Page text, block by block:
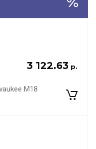
3 122.63 р.
M18